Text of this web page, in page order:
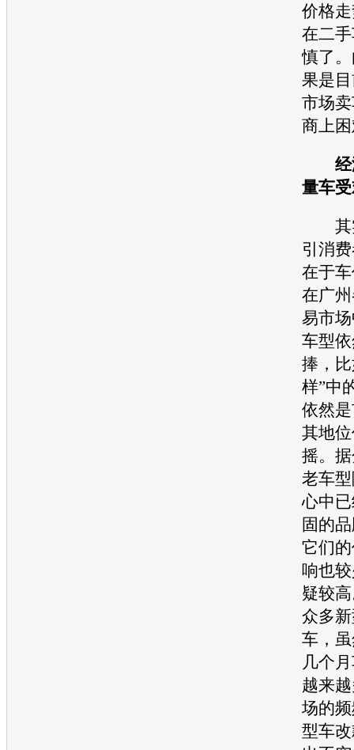
价格
在二
慎了
果是
市场
商上
经
量车
其
引消
在于
在广
易市
车型
捧，
样”中
依然
其地
摇。
老车型
心中
固的
它们
响也
疑较
众多
车 ，
几个
越来
场的
型车